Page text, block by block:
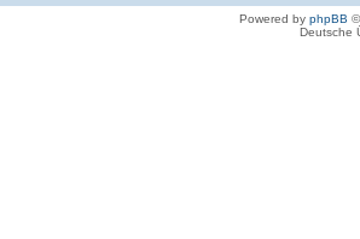
Powered by phpBB
Deutsche